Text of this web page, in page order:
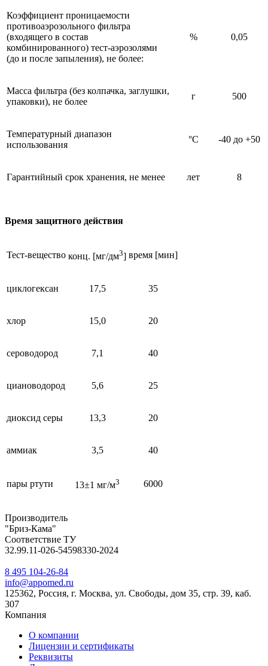
Коэффициент проницаемости
противоаэрозольного фильтра
(входящего в состав
комбинированного) тест-аэрозолями
(до и после запыления), не более:
% 0,05
Масса фильтра (без колпачка, заглушки,
упаковки), не более
г 500
Температурный диапазон
использования
°C -40 до +50
Гарантийный срок хранения, не менее лет 8
Время защитного действия
Тест-вещество конц. [мг/дм3] время [мин]
циклогексан 17,5 35
хлор 15,0 20
сероводород 7,1 40
циановодород 5,6 25
диоксид серы 13,3 20
аммиак 3,5 40
пары ртути 13±1 мг/м3 6000
Производитель
"Бриз-Кама"
Соответствие ТУ
32.99.11-026-54598330-2024
8 495 104-26-84
info@appomed.ru
125362, Россия, г. Москва, ул. Свободы, дом 35, стр. 39, каб.
307
Компания
О компании
Лицензии и сертификаты
Реквизиты